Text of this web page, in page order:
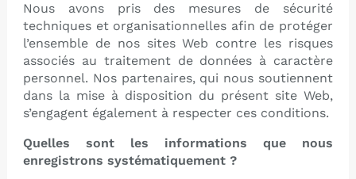
Nous avons pris des mesures de sécurité
techniques et organisationnelles afin de protéger
l’ensemble de nos sites Web contre les risques
associés au traitement de données à caractère
personnel. Nos partenaires, qui nous soutiennent
dans la mise à disposition du présent site Web,
s’engagent également à respecter ces conditions.
Quelles sont les informations que nous
enregistrons systématiquement ?